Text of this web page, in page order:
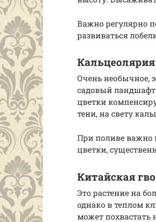
Важно регулярно
развиваться
Кальцеолярия
Очень необычное,
садовый
цветки
тени, на свету
При поливе важно
цветки,
Китайская
Это растение на
однако в теплом
может